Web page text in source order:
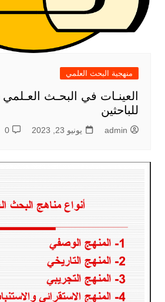
منهجية البحث العلمي
العينـات في البحـث
للباحثين
admin يونيو 23, 2023 0